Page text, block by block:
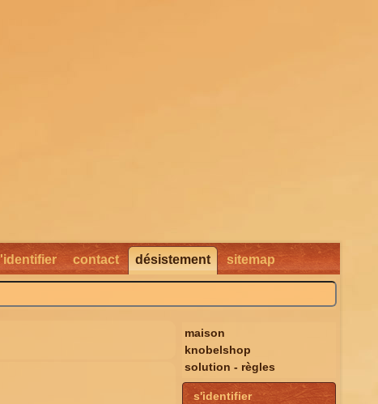
contact désistement sitemap
maison
knobelshop
solution - règles
s'identifier